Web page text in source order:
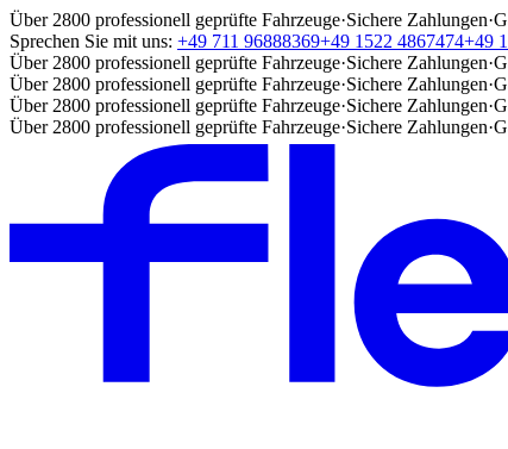
Über 2800 professionell geprüfte Fahrzeuge·Sichere Zahlungen·
Sprechen Sie mit uns: +49 711 96888369+49 1522 4867474+49
Über 2800 professionell geprüfte Fahrzeuge·Sichere Zahlungen·
Über 2800 professionell geprüfte Fahrzeuge·Sichere Zahlungen·
Über 2800 professionell geprüfte Fahrzeuge·Sichere Zahlungen·
Über 2800 professionell geprüfte Fahrzeuge·Sichere Zahlungen·